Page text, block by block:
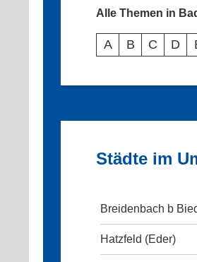
Alle Themen in
A B C D
Städte im
Breidenbach b
Hatzfeld (Eder)